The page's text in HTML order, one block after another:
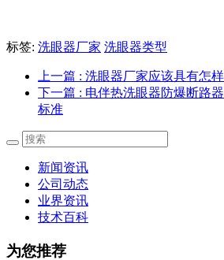
标签: 洗眼器厂家 洗眼器类型
上一篇 : 洗眼器厂家应该具有怎
下一篇 : 电伴热洗眼器防爆断路
标准
新闻资讯
公司动态
业界资讯
技术百科
为您推荐